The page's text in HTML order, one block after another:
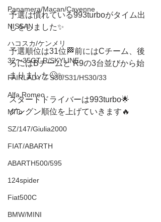
Panamera/Macan/Cayenne
NISSAN
ハコスカ/ケンメリ
32〜35GT-R/SKYLINE
FAIRLADY Z S30/S31/HS30/33
Alfa Romeo
MiTo
SZ/147/Giulia2000
FIAT/ABARTH
ABARTH500/595
124spider
Fiat500C
BMW/MINI
予選は慣れている993turboがタイム出
しをしました✨
予選順位は31位🏁前にはCチーム、後
ろにはBチームと R9の3台並びから始
まりました🙄✨
スタートドライバーは993turbo🌟
グングン順位を上げていきます🔥